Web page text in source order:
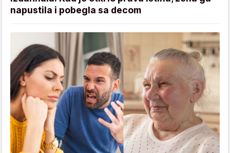
napustila i pobegla sa decom